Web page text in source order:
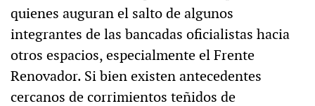
quienes auguran el salto de algunos
integrantes de las bancadas oficialistas hacia
otros espacios, especialmente el Frente
Renovador. Si bien existen antecedentes
cercanos de corrimientos teñidos de